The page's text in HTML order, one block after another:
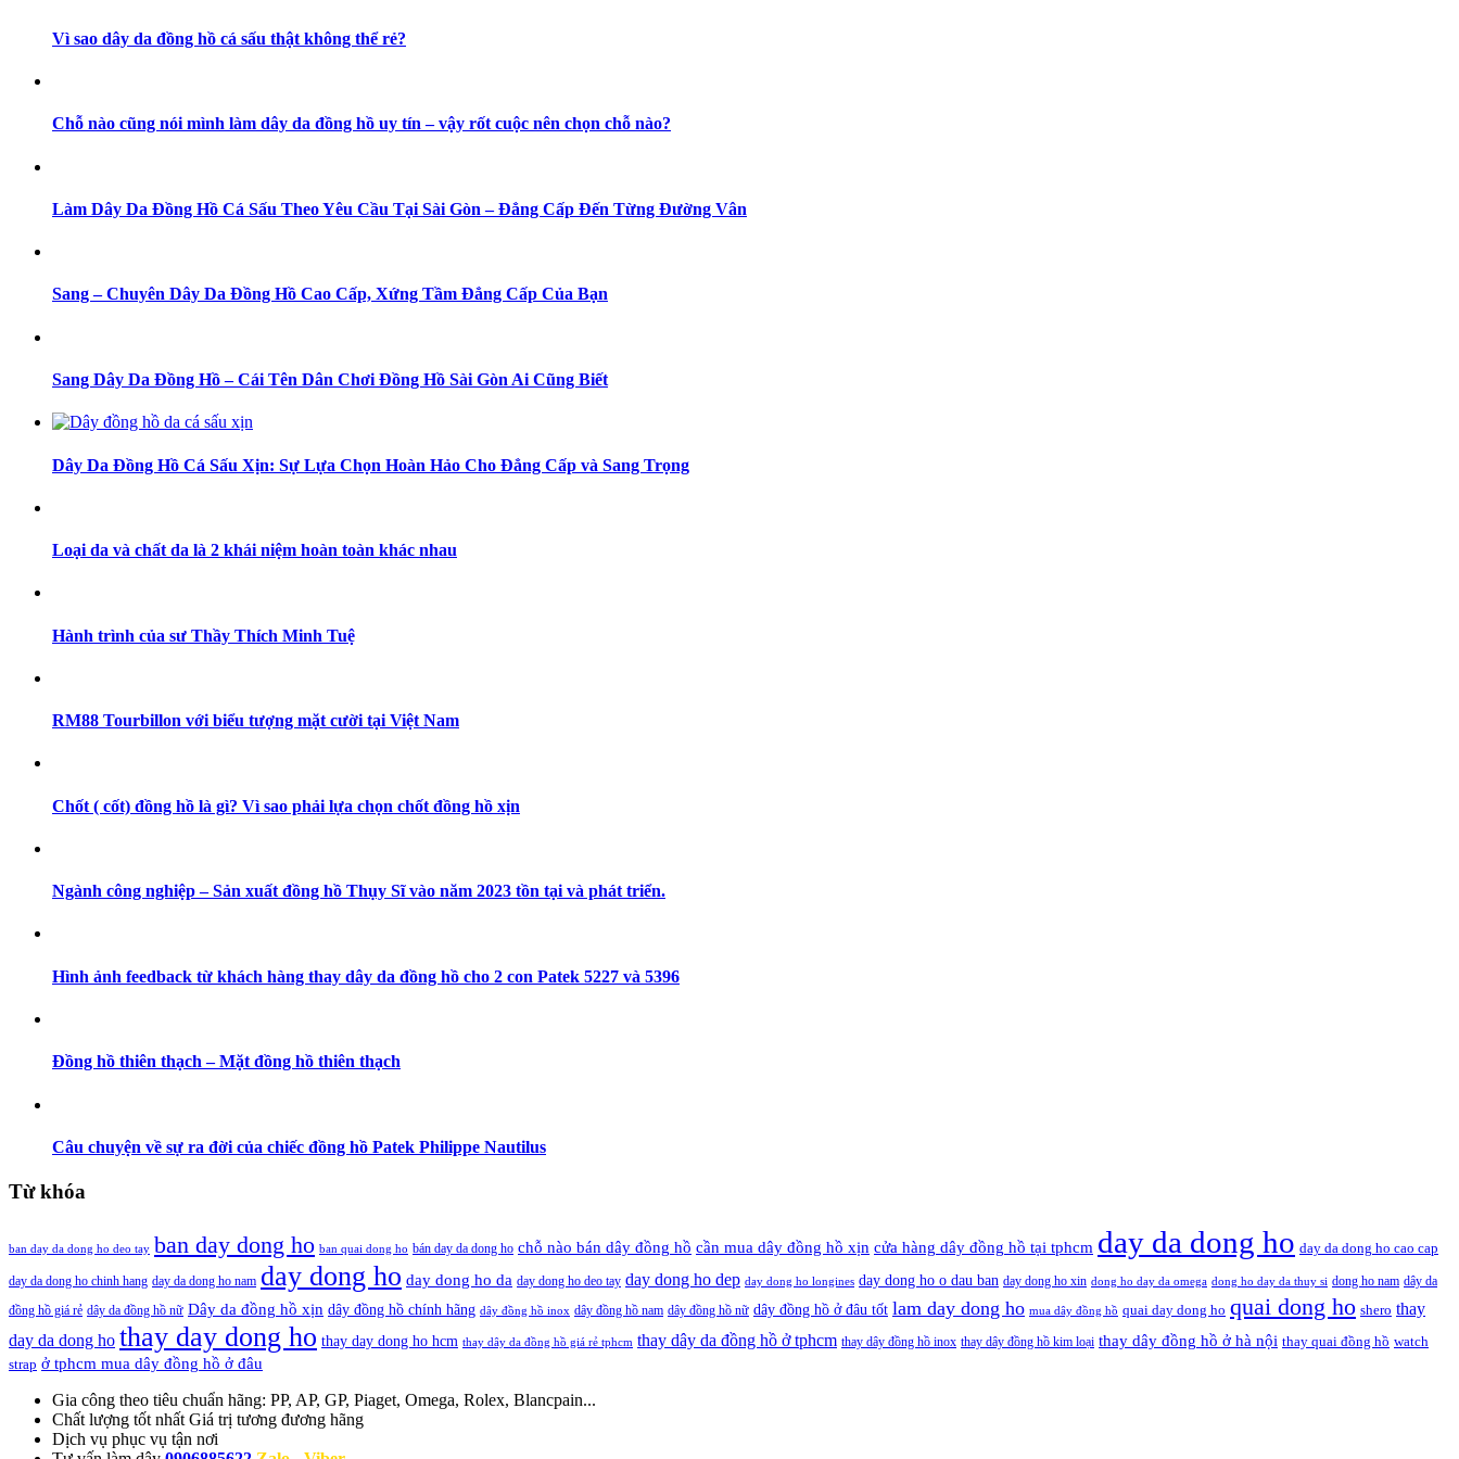
Vì sao dây da đồng hồ cá sấu thật không thể rẻ?
Chỗ nào cũng nói mình làm dây da đồng hồ uy tín – vậy rốt cuộc nên chọn chỗ nào?
Làm Dây Da Đồng Hồ Cá Sấu Theo Yêu Cầu Tại Sài Gòn – Đẳng Cấp Đến Từng Đường Vân
Sang – Chuyên Dây Da Đồng Hồ Cao Cấp, Xứng Tầm Đẳng Cấp Của Bạn
Sang Dây Da Đồng Hồ – Cái Tên Dân Chơi Đồng Hồ Sài Gòn Ai Cũng Biết
Dây Da Đồng Hồ Cá Sấu Xịn: Sự Lựa Chọn Hoàn Hảo Cho Đẳng Cấp và Sang Trọng
Loại da và chất da là 2 khái niệm hoàn toàn khác nhau
Hành trình của sư Thầy Thích Minh Tuệ
RM88 Tourbillon với biểu tượng mặt cười tại Việt Nam
Chốt ( cốt) đồng hồ là gì? Vì sao phải lựa chọn chốt đồng hồ xịn
Ngành công nghiệp – Sản xuất đồng hồ Thụy Sĩ vào năm 2023 tồn tại và phát triển.
Hình ảnh feedback từ khách hàng thay dây da đồng hồ cho 2 con Patek 5227 và 5396
Đồng hồ thiên thạch – Mặt đồng hồ thiên thạch
Câu chuyện về sự ra đời của chiếc đồng hồ Patek Philippe Nautilus
Từ khóa
ban day da dong ho deo tay ban day dong ho ban quai dong ho bán day da dong ho chỗ nào bán dây đồng hồ cần mua dây đồng hồ xịn cửa hàng dây đồng hồ tại tphcm day da dong ho day da dong ho cao cap
day da dong ho chinh hang day da dong ho nam day dong ho day dong ho da day dong ho deo tay day dong ho dep day dong ho longines day dong ho o dau ban day dong ho xin dong ho day da omega dong ho day da thuy si dong ho nam dây da
đồng hồ giá rẻ dây da đồng hồ nữ Dây da đồng hồ xịn dây đồng hồ chính hãng dây đồng hồ inox dây đồng hồ nam dây đồng hồ nữ dây đồng hồ ở đâu tốt lam day dong ho mua dây đồng hồ quai day dong ho quai dong ho shero thay
day da dong ho thay day dong ho thay day dong ho hcm thay dây da đồng hồ giá rẻ tphcm thay dây da đồng hồ ở tphcm thay dây đồng hồ inox thay dây đồng hồ kim loại thay dây đồng hồ ở hà nội thay quai đồng hồ watch
strap ở tphcm mua dây đồng hồ ở đâu
Gia công theo tiêu chuẩn hãng: PP, AP, GP, Piaget, Omega, Rolex, Blancpain...
Chất lượng tốt nhất Giá trị tương đương hãng
Dịch vụ phục vụ tận nơi